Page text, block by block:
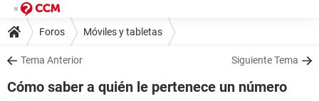
Foros Móviles y tabletas
Tema Anterior Siguiente Tema
Cómo saber a quién le pertenece un número